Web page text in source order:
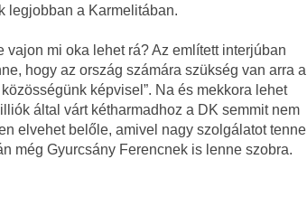
legjobban a Karmelitában.
mi oka lehet rá? Az említett interjúban
hogy az ország számára szükség van arra a
képvisel”. Na és mekkora lehet
által várt kétharmadhoz a DK semmit nem
elvehet belőle, amivel nagy szolgálatot tenne
még Gyurcsány Ferencnek is lenne szobra.